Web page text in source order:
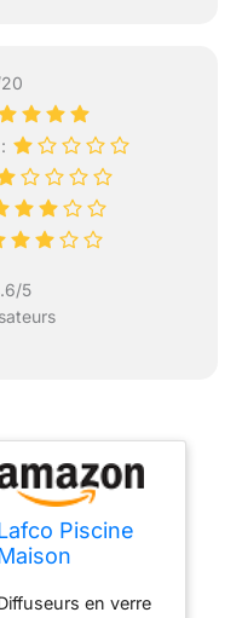
5
Piscine
Lilas
en verre